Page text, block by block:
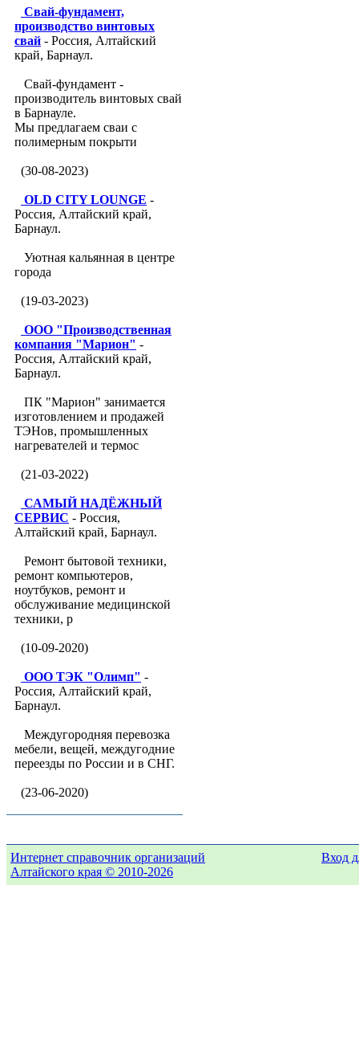
Свай-фундамент,
производство винтовых
свай - Россия, Алтайский
край, Барнаул.
Свай-фундамент -
производитель винтовых свай
в Барнауле.
Мы предлагаем сваи с
полимерным покрыти
(30-08-2023)
OLD CITY LOUNGE -
Россия, Алтайский край,
Барнаул.
Уютная кальянная в центре
города
(19-03-2023)
ООО "Производственная
компания "Марион" -
Россия, Алтайский край,
Барнаул.
ПК "Марион" занимается
изготовлением и продажей
ТЭНов, промышленных
нагревателей и термос
(21-03-2022)
САМЫЙ НАДЁЖНЫЙ
СЕРВИС - Россия,
Алтайский край, Барнаул.
Ремонт бытовой техники,
ремонт компьютеров,
ноутбуков, ремонт и
обслуживание медицинской
техники, р
(10-09-2020)
ООО ТЭК "Олимп" -
Россия, Алтайский край,
Барнаул.
Междугородняя перевозка
мебели, вещей, междугодние
переезды по России и в СНГ.
(23-06-2020)
Интернет справочник организаций
Алтайского края © 2010-2026
Вход